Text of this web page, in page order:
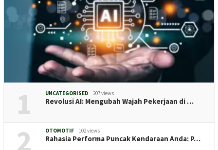
1 UNCATEGORISED 207 views
Revolusi AI: Mengubah Wajah Pekerjaan di …
2 OTOMOTIF 102 views
Rahasia Performa Puncak Kendaraan Anda: P…